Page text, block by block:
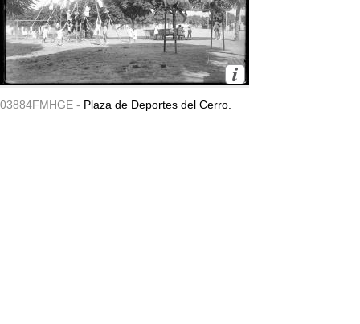
03884FMHGE - Plaza de Deportes del Cerro.